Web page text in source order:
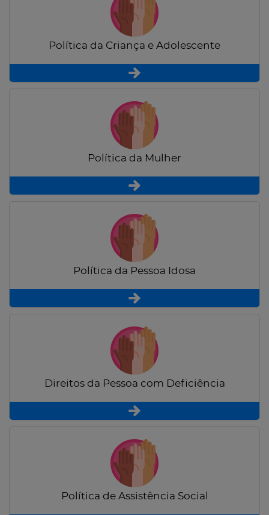
Política da Criança e Adolescente
Política da Mulher
Política da Pessoa Idosa
Direitos da Pessoa com Deficiência
Política de Assistência Social